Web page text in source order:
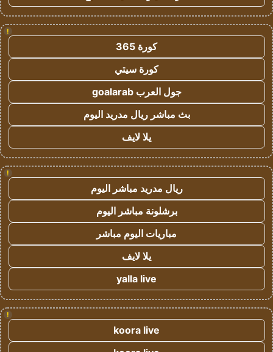
!
كورة 365
كورة سيتي
جول العرب goalarab
بث مباشر ريال مدريد اليوم
يلا لايف
!
ريال مدريد مباشر اليوم
برشلونة مباشر اليوم
مباريات اليوم مباشر
يلا لايف
yalla live
!
koora live